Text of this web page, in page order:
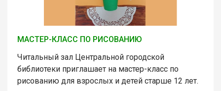
МАСТЕР-КЛАСС ПО РИСОВАНИЮ
Читальный зал Центральной городской
библиотеки приглашает на мастер-класс по
рисованию для взрослых и детей старше 12 лет.